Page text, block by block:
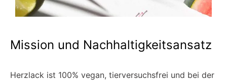
Mission und Nachhaltigkeitsansatz
Herzlack ist 100% vegan, tierversuchsfrei und bei der